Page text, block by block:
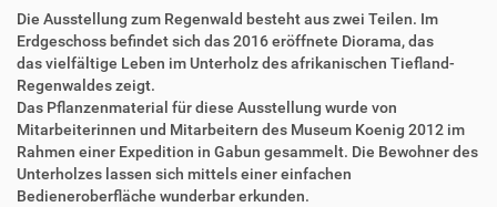
Die Ausstellung zum Regenwald besteht aus zwei Teilen. Im
Erdgeschoss befindet sich das 2016 eröffnete Diorama, das
das vielfältige Leben im Unterholz des afrikanischen Tiefland-
Regenwaldes zeigt.
Das Pflanzenmaterial für diese Ausstellung wurde von
Mitarbeiterinnen und Mitarbeitern des Museum Koenig 2012 im
Rahmen einer Expedition in Gabun gesammelt. Die Bewohner des
Unterholzes lassen sich mittels einer einfachen
Bedieneroberfläche wunderbar erkunden.